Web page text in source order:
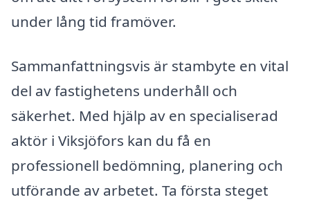
under lång tid framöver.
Sammanfattningsvis är stambyte en vital
del av fastighetens underhåll och
säkerhet. Med hjälp av en specialiserad
aktör i Viksjöfors kan du få en
professionell bedömning, planering och
utförande av arbetet. Ta första steget